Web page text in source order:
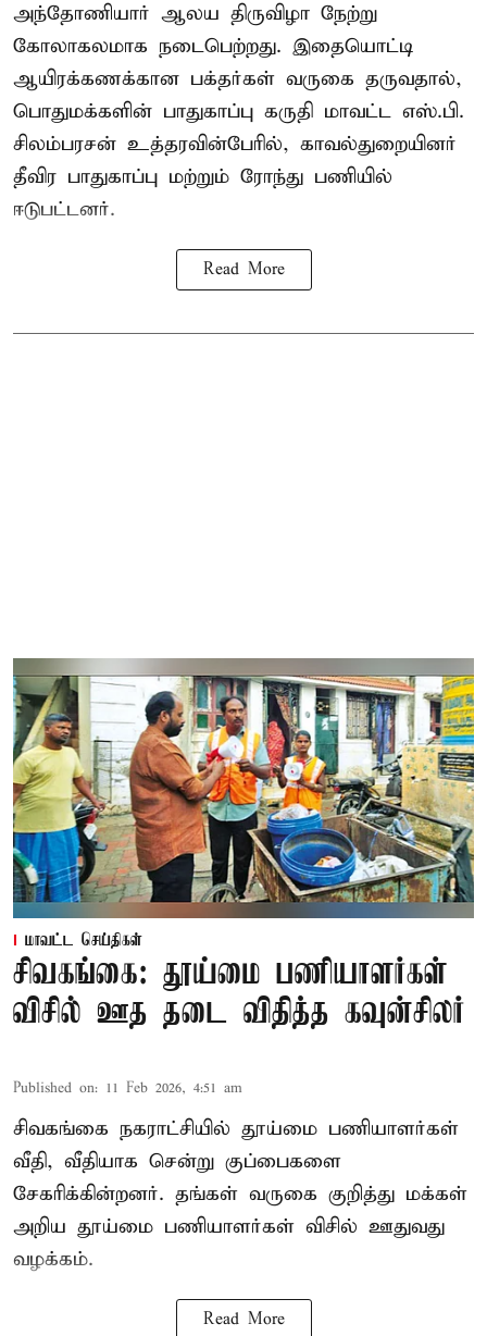
அந்தோணியார் ஆலய திருவிழா நேற்று
கோலாகலமாக நடைபெற்றது. இதையொட்டி
ஆயிரக்கணக்கான பக்தர்கள் வருகை தருவதால்,
பொதுமக்களின் பாதுகாப்பு கருதி மாவட்ட எஸ்.பி.
சிலம்பரசன் உத்தரவின்பேரில், காவல்துறையினர்
தீவிர பாதுகாப்பு மற்றும் ரோந்து பணியில்
ஈடுபட்டனர்.
Read More
மாவட்ட செய்திகள்
சிவகங்கை: தூய்மை பணியாளர்கள்
விசில் ஊத தடை விதித்த கவுன்சிலர்
Published on: 11 Feb 2026, 4:51 am
சிவகங்கை நகராட்சியில் தூய்மை பணியாளர்கள்
வீதி, வீதியாக சென்று குப்பைகளை
சேகரிக்கின்றனர். தங்கள் வருகை குறித்து மக்கள்
அறிய தூய்மை பணியாளர்கள் விசில் ஊதுவது
வழக்கம்.
Read More